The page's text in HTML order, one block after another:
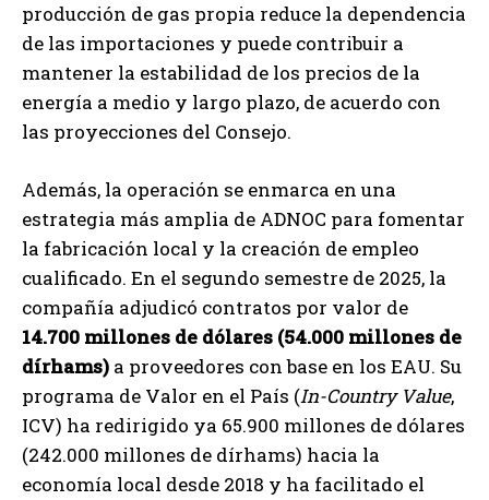
producción de gas propia reduce la dependencia
de las importaciones y puede contribuir a
mantener la estabilidad de los precios de la
energía a medio y largo plazo, de acuerdo con
las proyecciones del Consejo.
Además, la operación se enmarca en una
estrategia más amplia de ADNOC para fomentar
la fabricación local y la creación de empleo
cualificado. En el segundo semestre de 2025, la
compañía adjudicó contratos por valor de
14.700 millones de dólares (54.000 millones de
dírhams) a proveedores con base en los EAU. Su
programa de Valor en el País (In-Country Value,
ICV) ha redirigido ya 65.900 millones de dólares
(242.000 millones de dírhams) hacia la
economía local desde 2018 y ha facilitado el